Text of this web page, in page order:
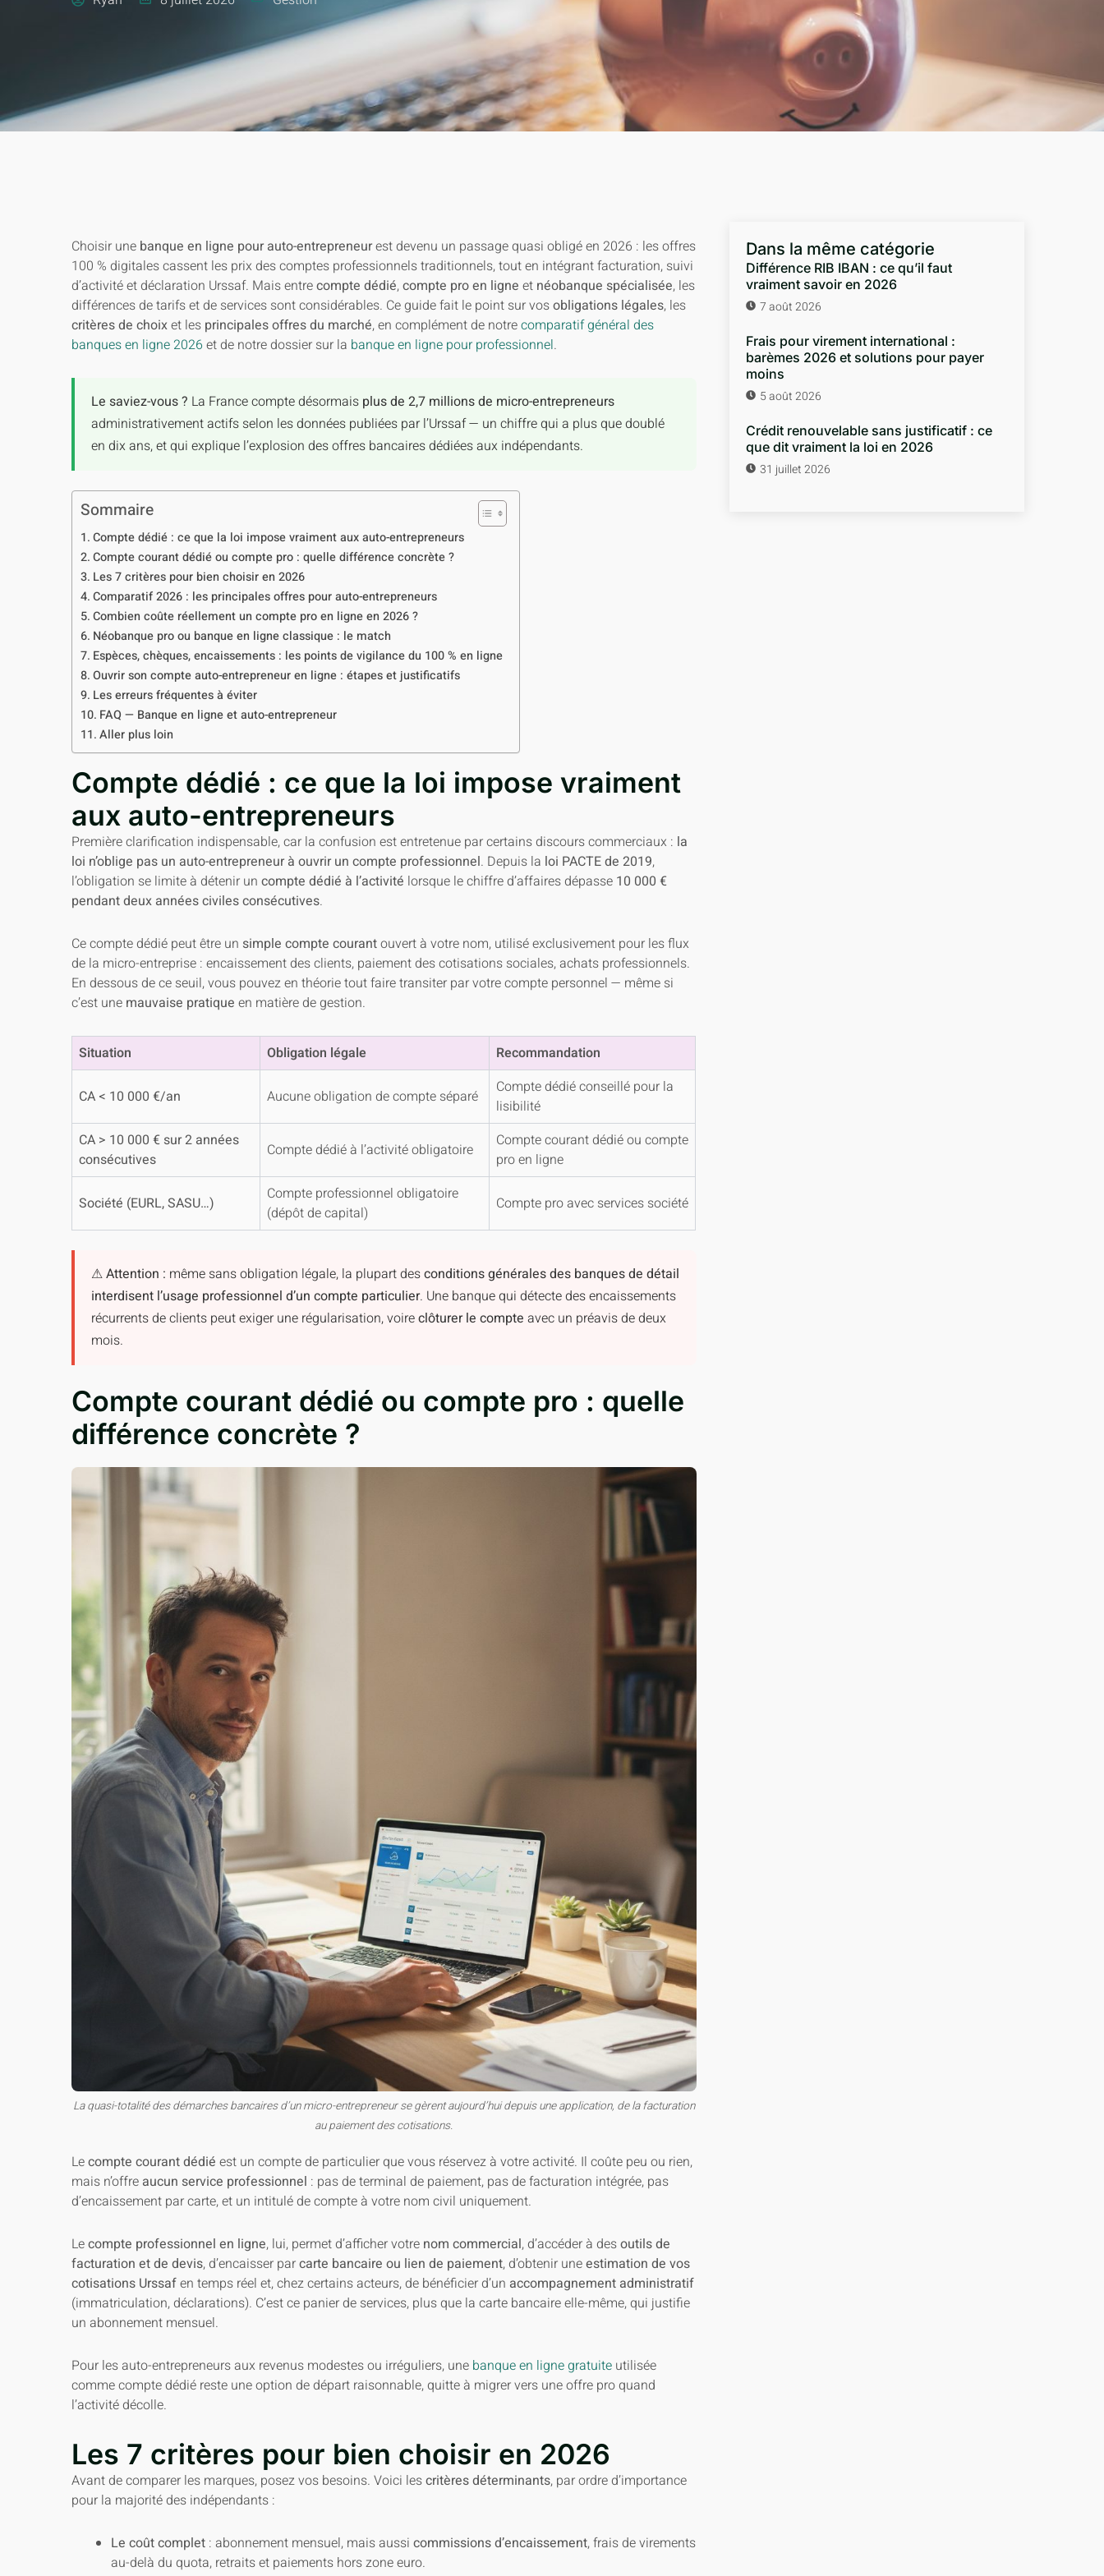
Choisir une banque en ligne pour auto-entrepreneurest devenu un passage quasi obligé en 2026 : les offres
100 % digitales cassent les prix des comptes professionnels traditionnels, tout en intégrant facturation, suivi
d’activité et déclaration Urssaf. Mais entrecompte dédié,compte pro en ligne et néobanque spécialisée, les
différences de tarifs et de services sont considérables. Ce guide fait le point sur vosobligations légales, les
critères de choixet les principales offres du marché, en complément de notrecomparatif général des
banques en ligne 2026 et de notre dossier sur la banque en ligne pour professionnel.
Le saviez-vous ? La France compte désormais plus de 2,7 millions de micro-entrepreneurs
administrativement actifs selon les données publiées par l’Urssaf — un chiffre qui a plus que doublé
en dix ans, et qui explique l’explosion des offres bancaires dédiées aux indépendants.
Sommaire
Compte dédié : ce que la loi impose vraiment aux auto-entrepreneurs
Compte courant dédié ou compte pro : quelle différence concrète ?
Les 7 critères pour bien choisir en 2026
Comparatif 2026 : les principales offres pour auto-entrepreneurs
Combien coûte réellement un compte pro en ligne en 2026 ?
Néobanque pro ou banque en ligne classique : le match
Espèces, chèques, encaissements : les points de vigilance du 100 % en ligne
Ouvrir son compte auto-entrepreneur en ligne : étapes et justificatifs
Les erreurs fréquentes à éviter
FAQ — Banque en ligne et auto-entrepreneur
Aller plus loin
Compte dédié : ce que la loi impose vraiment
aux auto-entrepreneurs
Première clarification indispensable, car la confusion est entretenue par certains discours commerciaux : la
loi n’oblige pas un auto-entrepreneur à ouvrir un compte professionnel. Depuis la loi PACTE de 2019,
l’obligation se limite à détenir un compte dédié à l’activité lorsque le chiffre d’affaires dépasse 10 000 €
pendant deux années civiles consécutives.
Ce compte dédié peut être un simple compte courantouvert à votre nom, utilisé exclusivement pour les flux
de la micro-entreprise : encaissement des clients, paiement des cotisations sociales, achats professionnels.
En dessous de ce seuil, vous pouvez en théorie tout faire transiter par votre compte personnel — même si
c’est une mauvaise pratique en matière de gestion.
Situation Obligation légale Recommandation
CA < 10 000 €/an Aucune obligation de compte séparé
Compte dédié conseillé pour la
lisibilité
CA > 10 000 € sur 2 années
consécutives
Compte dédié à l’activité obligatoire
Compte courant dédié ou compte
pro en ligne
Société (EURL, SASU…)
Compte professionnel obligatoire
(dépôt de capital)
Compte pro avec services société
⚠ Attention : même sans obligation légale, la plupart desconditions générales des banques de détail
interdisent l’usage professionnel d’un compte particulier. Une banque qui détecte des encaissements
récurrents de clients peut exiger une régularisation, voireclôturer le compte avec un préavis de deux
mois.
Compte courant dédié ou compte pro : quelle
différence concrète ?
La quasi-totalité des démarches bancaires d’un micro-entrepreneur se gèrent aujourd’hui depuis une application, de la facturation
au paiement des cotisations.
Lecompte courant dédié est un compte de particulier que vous réservez à votre activité. Il coûte peu ou rien,
mais n’offre aucun service professionnel : pas de terminal de paiement, pas de facturation intégrée, pas
d’encaissement par carte, et un intitulé de compte à votre nom civil uniquement.
Lecompte professionnel en ligne, lui, permet d’afficher votre nom commercial, d’accéder à desoutils de
facturation et de devis, d’encaisser parcarte bancaire ou lien de paiement, d’obtenir uneestimation de vos
cotisations Urssafen temps réel et, chez certains acteurs, de bénéficier d’un accompagnement administratif
(immatriculation, déclarations). C’est ce panier de services, plus que la carte bancaire elle-même, qui justifie
un abonnement mensuel.
Pour les auto-entrepreneurs aux revenus modestes ou irréguliers, une banque en ligne gratuite utilisée
comme compte dédié reste une option de départ raisonnable, quitte à migrer vers une offre pro quand
l’activité décolle.
Les 7 critères pour bien choisir en 2026
Avant de comparer les marques, posez vos besoins. Voici lescritères déterminants, par ordre d’importance
pour la majorité des indépendants :
Le coût complet : abonnement mensuel, mais aussi commissions d’encaissement, frais de virements
au-delà du quota, retraits et paiements hors zone euro.
Dans la même catégorie
Différence RIB IBAN : ce qu’il faut
vraiment savoir en 2026
7 août 2026
Frais pour virement international :
barèmes 2026 et solutions pour payer
moins
5 août 2026
Crédit renouvelable sans justificatif : ce
que dit vraiment la loi en 2026
31 juillet 2026